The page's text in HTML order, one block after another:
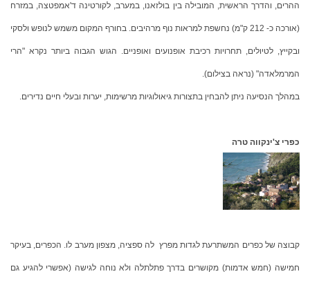
ההרים, והדרך הראשית, המובילה בין בולזאנו, במערב, לקורטינה ד'אמפטצה, במזרח
(אורכה כ- 212 ק"מ) נחשפת למראות נוף מרהיבים. בחורף המקום משמש לנופש ולסקי
ובקייץ, לטיולים, תחרויות רכיבת אופנועים ואופניים. הגוש הגבוה ביותר נקרא "הרי
המרמלאדה" (נראה בצילום).
במהלך הנסיעה ניתן להבחין בתצורות גיאולוגיות מרשימות, יערות ובעלי חיים נדירים.
כפרי צ'ינקווה טרה
קבוצה של כפרים המשתרעת לגדות מפרץ לה ספציה, מצפון מערב לו. הכפרים, בעיקר
חמישה (חמש אדמות) מקושרים בדרך פתלתלה ולא נוחה לגישה (אפשרי להגיע גם